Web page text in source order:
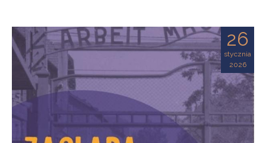
26
stycznia
2026